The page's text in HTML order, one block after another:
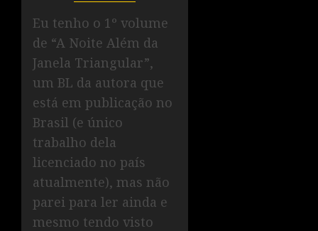
Eu tenho o 1º volume
de “A Noite Além da
Janela Triangular”,
um BL da autora que
está em publicação no
Brasil (e único
trabalho dela
licenciado no país
atualmente), mas não
parei para ler ainda e
mesmo tendo visto